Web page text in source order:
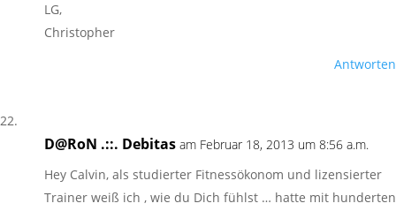
LG,
Christopher
Antworten
D@RoN .::. Debitas am Februar 18, 2013 um 8:56 a.m.
Hey Calvin, als studierter Fitnessökonom und lizensierter
Trainer weiß ich , wie du Dich fühlst … hatte mit hunderten